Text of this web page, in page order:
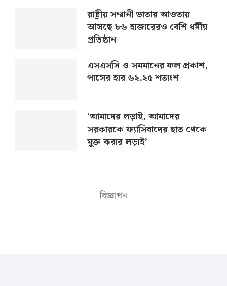
রাষ্ট্রীয় সম্মানী ভাতার আওতায়
আসছে ৮৬ হাজারেরও বেশি ধর্মীয়
প্রতিষ্ঠান
এসএসসি ও সমমানের ফল প্রকাশ,
পাসের হার ৬২.২৫ শতাংশ
‘আমাদের লড়াই, আমাদের
সরকারকে ফ্যাসিবাদের হাত থেকে
মুক্ত করার লড়াই’
বিজ্ঞাপন